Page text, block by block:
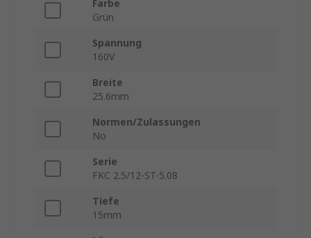
Farbe
Grün
Spannung
160V
Breite
25.6mm
Normen/Zulassungen
No
Serie
FKC 2.5/12-ST-5.08
Tiefe
15mm